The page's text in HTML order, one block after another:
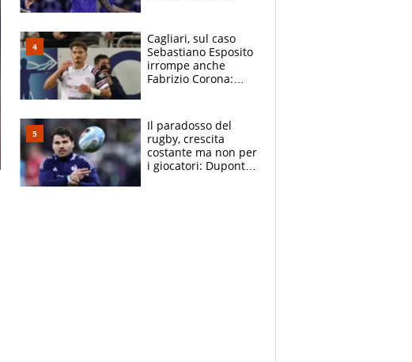
Cagliari, sul caso
Sebastiano Esposito
irrompe anche
Fabrizio Corona:
prove”
Il paradosso del
rugby, crescita
costante ma non per
i giocatori: Dupont